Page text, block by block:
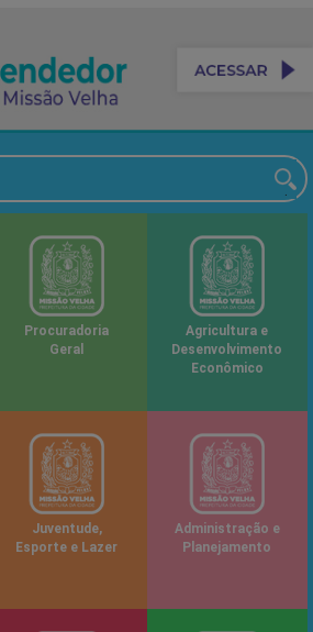
Procuradoria
Geral
Agricultura e
Desenvolvimento
Econômico
Juventude,
Esporte e Lazer
Administração e
Planejamento